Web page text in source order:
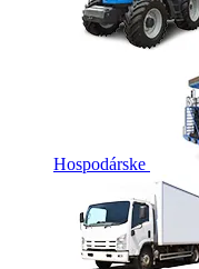
Hospodárske